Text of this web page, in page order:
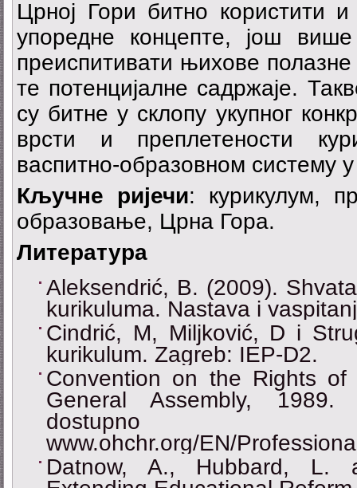
Црној Гори битно користити
упоредне концепте, још
преиспитивати њихове
те потенцијалне садржаје.
су битне у склопу укупног
врсти и преплетености
васпитно-образовном систему
Кључне ријечи: курикулум,
образовање, Црна Гора.
Литература
Aleksendrić, B. (2009).
kurikuluma. Nastava i
Cindrić, M, Miljković, D i
kurikulum. Zagreb: IEP-D2.
Convention on the Rights
General Assembly, 1989.
www.ohchr.org/EN/
Datnow, A., Hubbard, L.